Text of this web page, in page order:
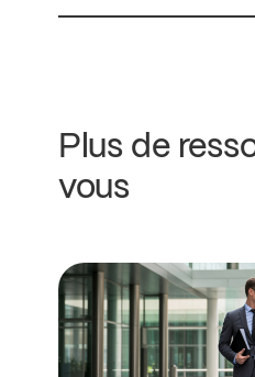
Plus de
vous